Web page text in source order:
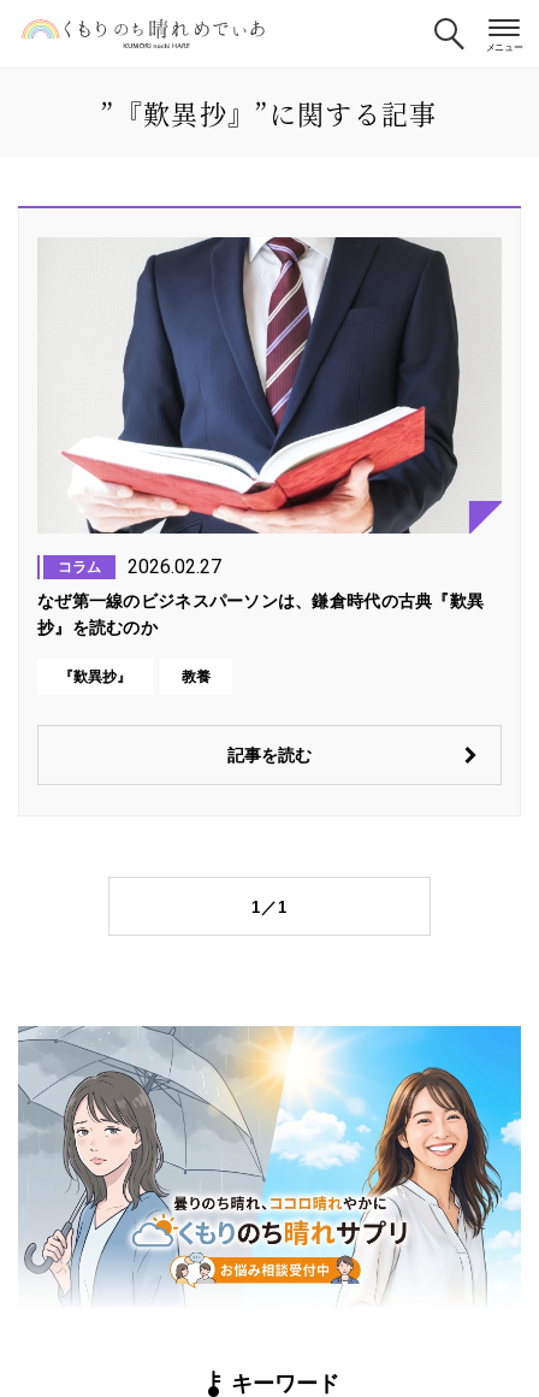
”『歎異抄』”に関する記事
コラム 2026.02.27
なぜ第一線のビジネスパーソンは、鎌倉時代の古典『歎異
抄』を読むのか
『歎異抄』 教養
記事を読む
1／1
キーワード